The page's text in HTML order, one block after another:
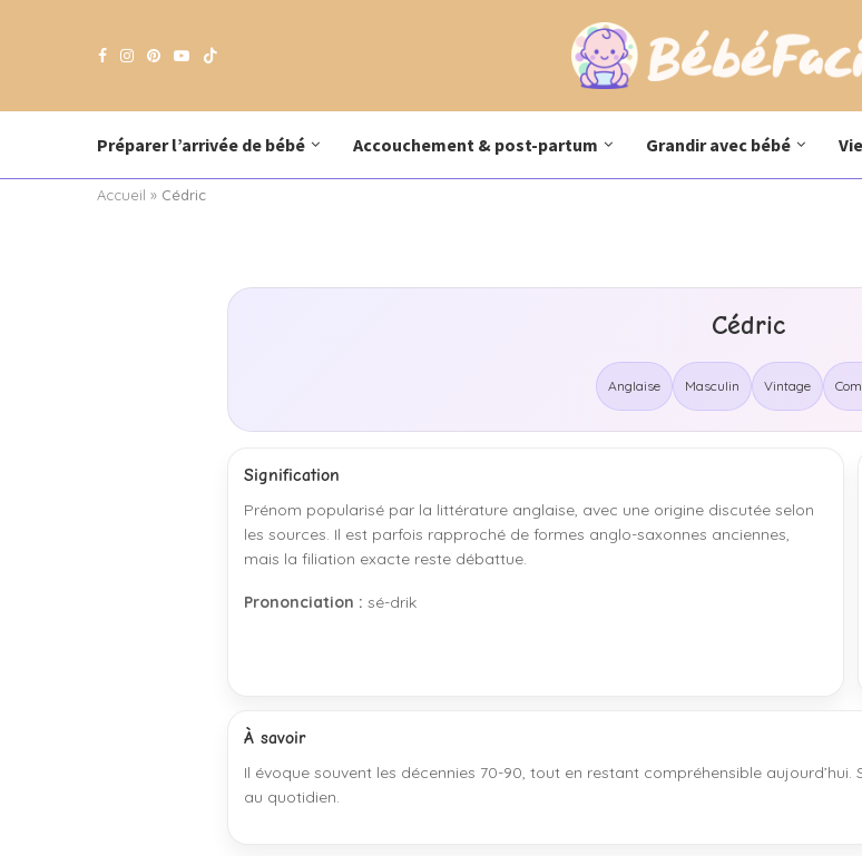
Préparer l’arrivée de bébé Accouchement & post-partum Grandir avec bébé
Accueil » Cédric
Cédric
Anglaise Masculin Vintage
Signification
Prénom popularisé par la littérature anglaise, avec une origine discutée selon
les sources. Il est parfois rapproché de formes anglo-saxonnes anciennes,
mais la filiation exacte reste débattue.
Prononciation : sé-drik
À savoir
Il évoque souvent les décennies 70-90, tout en restant compréhensible
au quotidien.